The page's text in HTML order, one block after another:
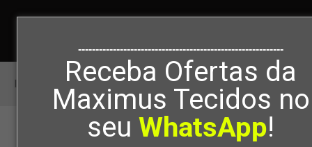
-----------------------------------------------------------
Receba Ofertas da
Maximus Tecidos no
seu WhatsApp!
Início Qual o caimento de cada tecido?